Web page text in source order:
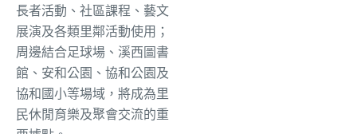
長者活動、社區課程、藝文
展演及各類里鄰活動使用；
周邊結合足球場、溪西圖書
館、安和公園、協和公園及
協和國小等場域，將成為里
民休閒育樂及聚會交流的重